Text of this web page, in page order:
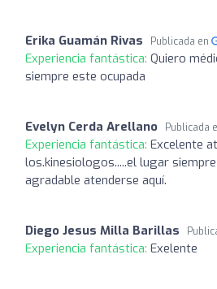
Erika Guamán Rivas Publicada en
Experiencia fantástica: Quiero
siempre este ocupada
Evelyn Cerda Arellano Publicada
Experiencia fantástica: Excelente
los.kinesiologos.....el lugar
agradable atenderse aquí.
Diego Jesus Milla Barillas
Experiencia fantástica: Exelente